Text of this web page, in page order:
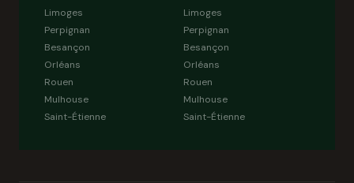
Limoges
Perpignan
Besançon
Orléans
Rouen
Mulhouse
Saint-Étienne
Limoges
Perpignan
Besançon
Orléans
Rouen
Mulhouse
Saint-Étienne